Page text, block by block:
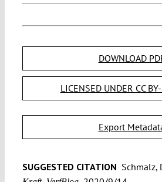
DOWNLOAD
LICENSED UNDER CC
Export
SUGGESTED CITATION Schmalz,